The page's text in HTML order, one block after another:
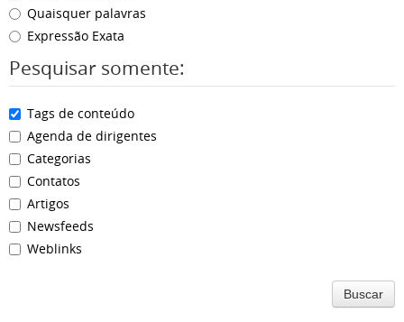
Quaisquer palavras
Expressão Exata
Pesquisar somente:
Tags de conteúdo
Agenda de dirigentes
Categorias
Contatos
Artigos
Newsfeeds
Weblinks
Buscar